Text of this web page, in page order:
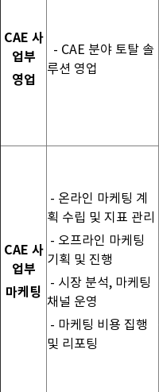
CAE 사
업부
영업
- CAE 분야 토탈 솔
루션 영업
CAE 사
업부
마케팅
- 온라인 마케팅 계
획 수립 및 지표 관리
- 오프라인 마케팅
기획 및 진행
- 시장 분석, 마케팅
채널 운영
- 마케팅 비용 집행
및 리포팅